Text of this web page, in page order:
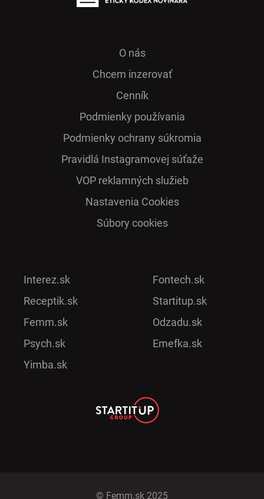
O nás
Chcem inzerovať
Cenník
Podmienky používania
Podmienky ochrany súkromia
Pra­vidlá Ins­ta­gra­mo­vej sú­ťaže
VOP reklamných služieb
Nastavenia Cookies
Súbory cookies
Interez.sk
Receptik.sk
Femm.sk
Psych.sk
Yimba.sk
Fontech.sk
Startitup.sk
Odzadu.sk
Emefka.sk
© Femm.sk 2025